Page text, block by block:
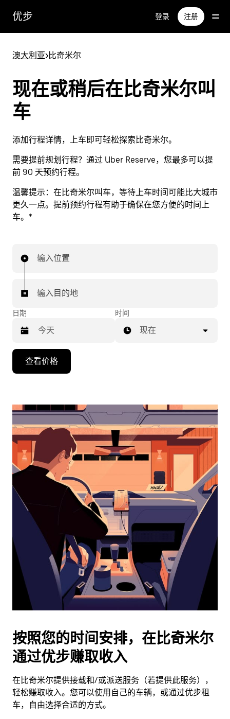
优步 登录 注册
澳大利亚>比奇米尔
现在或稍后在比奇米尔叫
车
添加行程详情，上车即可轻松探索比奇米尔。
需要提前规划行程？通过 Uber Reserve，您最多可以提
前 90 天预约行程。
温馨提示： 在比奇米尔叫车，等待上车时间可能比大城市
更久一点。提前预约行程有助于确保在您方便的时间上
车。*
输入位置
输入目的地
日期
向
头
浏
日
并
期。
按
退
闭
日
历。
时间
现在
查看价格
按照您的时间安排，在比奇米尔
通过优步赚取收入
在比奇米尔提供接载和/或派送服务（若提供此服务），
轻松赚取收入。您可以使用自己的车辆，或通过优步租
车，自由选择合适的方式。